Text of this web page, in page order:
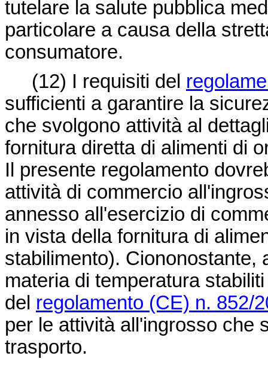
tutelare la salute pubblica
particolare a causa della
consumatore.
(12) I requisiti del
sufficienti a garantire la
che svolgono attività al
fornitura diretta di alimenti di
Il presente regolamento
attività di commercio
annesso all'esercizio di
in vista della fornitura di
stabilimento). Ciononostante,
materia di temperatura
del regolamento (CE) n. 852/
per le attività all'ingrosso che
trasporto.